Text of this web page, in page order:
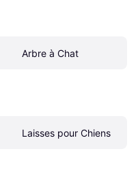
Arbre à Chat
Laisses pour Chiens